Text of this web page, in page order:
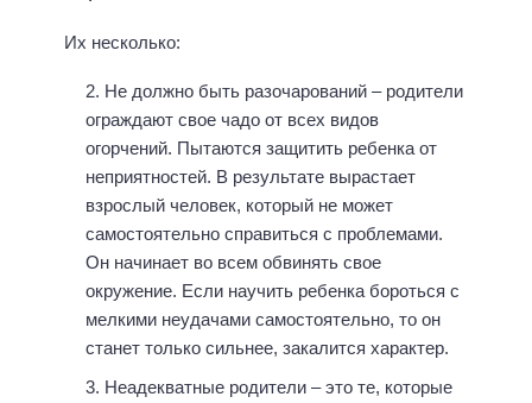
Их несколько:
Не должно быть разочарований – родители
ограждают свое чадо от всех видов
огорчений. Пытаются защитить ребенка от
неприятностей. В результате вырастает
взрослый человек, который не может
самостоятельно справиться с проблемами.
Он начинает во всем обвинять свое
окружение. Если научить ребенка бороться с
мелкими неудачами самостоятельно, то он
станет только сильнее, закалится характер.
Неадекватные родители – это те, которые